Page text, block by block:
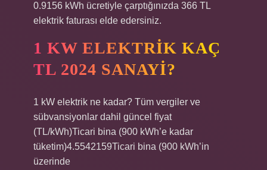
0.9156 kWh ücretiyle çarptığınızda 366 TL
elektrik faturası elde edersiniz.
1 KW ELEKTRIK KAÇ
TL 2024 SANAYI?
1 kW elektrik ne kadar? Tüm vergiler ve
sübvansiyonlar dahil güncel fiyat
(TL/kWh)Ticari bina (900 kWh’e kadar
tüketim)4.5542159Ticari bina (900 kWh’in
üzerinde